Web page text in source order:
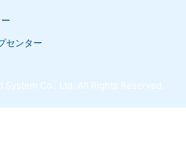
センター
System Co., Ltd. All Rights Reserved.